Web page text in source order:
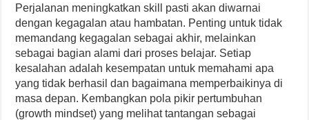
Perjalanan meningkatkan skill pasti akan diwarnai
dengan kegagalan atau hambatan. Penting untuk tidak
memandang kegagalan sebagai akhir, melainkan
sebagai bagian alami dari proses belajar. Setiap
kesalahan adalah kesempatan untuk memahami apa
yang tidak berhasil dan bagaimana memperbaikinya di
masa depan. Kembangkan pola pikir pertumbuhan
(growth mindset) yang melihat tantangan sebagai